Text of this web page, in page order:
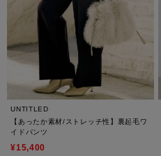
UNTITLED
【あったか素材/ストレッチ性】裏起毛ワ
イドパンツ
¥15,400